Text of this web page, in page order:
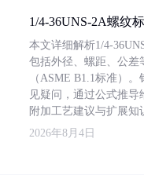
1/4-36UNS-2A螺纹
本文详细解析1/4-
包括外径、螺距、公差
（ASME B1.1标准）
见疑问，通过公式推
附加工艺建议与扩展知
2026年8月4日